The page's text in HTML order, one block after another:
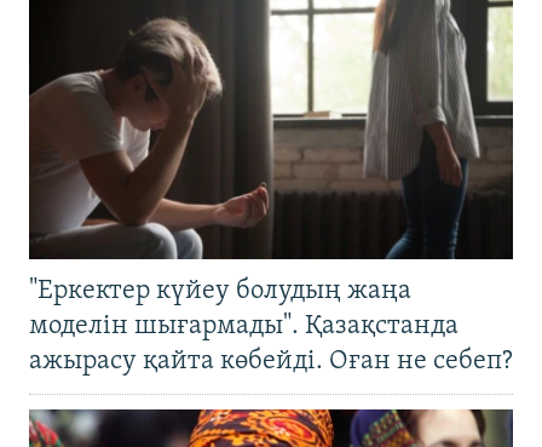
"Еркектер күйеу болудың жаңа
моделін шығармады". Қазақстанда
ажырасу қайта көбейді. Оған не себеп?